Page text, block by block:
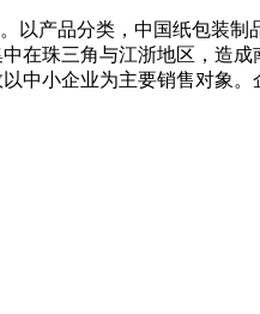
产品分类，中国纸包装制
在珠三角与江浙地区，造
中小企业为主要销售对象